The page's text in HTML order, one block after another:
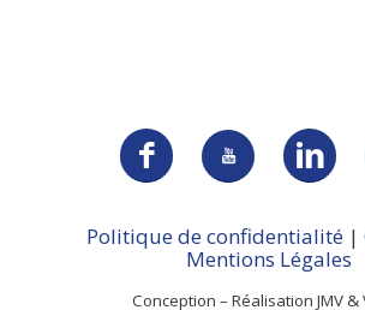
Politique de confidentialité |
Mentions Légales
Conception – Réalisation JMV &